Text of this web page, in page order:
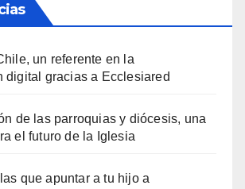
un referente en la
digital gracias a Ecclesiared
de las parroquias y diócesis, una
el futuro de la Iglesia
que apuntar a tu hijo a